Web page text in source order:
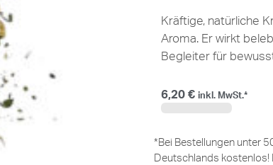
Kräftige, natürliche
Aroma. Er wirkt
Begleiter für
6,20 € inkl. MwSt.*
62,00
*Bei Bestellungen unter
Deutschlands kostenlos!